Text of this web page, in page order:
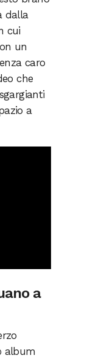
dalla
cui
un
caro
che
a
a
album